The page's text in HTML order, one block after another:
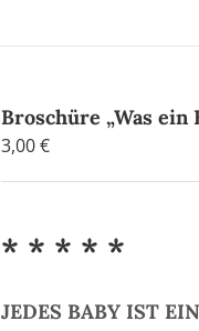
auf.
Broschüre „Was ein
3,00€
* * * * *
JEDES BABY IST